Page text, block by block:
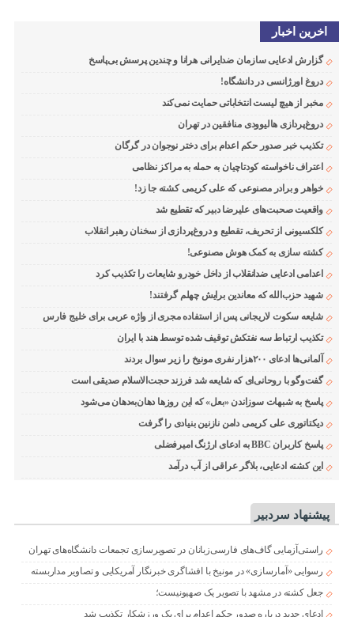
اخرین اخبار
گزارش ادعایی سازمان ضدایرانی هرانا و چندین پرسش بی‌پاسخ
دروغ اورژانسی در دانشگاه!
مخبر از هیچ لیست انتخاباتی حمایت نمی‌کند
دروغ‌پردازی هالیوودی منافقین در تهران
تکذیب خبر صدور حکم اعدام برای دختر نوجوان در گرگان
اعتراف ناخواسته کودتاچیان به حمله به مراکز نظامی
خواهر و برادر مصنوعی که علی کریمی کشته جا زد!
واقعیت صحبت‌های علیرضا دبیر که تقطیع شد
کلکسیونی از تحریف، تقطیع و دروغ‌پردازی از سخنان رهبر انقلاب
کشته سازی به کمک هوش مصنوعی!
اعدامی ادعایی ضدانقلاب از داخل خودرو شایعات را تکذیب کرد
شهید حزب‌الله که معاندین برایش چهلم گرفتند!
شایعه سکوت لاریجانی پس از استفاده مجری از واژه عربی برای خلیج فارس
تکذیب ارتباط سه نفتکش توقیف شده توسط هند با ایران
آلمانی‌ها ادعای ۲۰۰هزار نفری مونیخ را زیر سوال بردند
گفت‌وگو با روحانی‌ای که شایعه شد فرزند حجت‌الاسلام صدیقی است
پاسخ به شبهات سوزاندن «بعل» که این روزها دهان‌به‌دهان می‌شود
دیکتاتوری علی کریمی دامن نازنین بنیادی را گرفت
پاسخ کاربران BBC به ادعای ارژنگ امیرفضلی
این کشته ادعایی، بلاگر عراقی از آب درآمد
پیشنهاد سردبیر
راستی‌آزمایی گاف‌های فارسی‌زبانان در تصویرسازی تجمعات دانشگاه‌های تهران
رسوایی «آمارسازی» در مونیخ با افشاگری خبرنگار آمریکایی و تصاویر مداربسته
جعل کشته در مشهد با تصویر یک صهیونیست؛
ادعای جدید درباره صدور حکم اعدام برای یک ورزشکار تکذیب شد